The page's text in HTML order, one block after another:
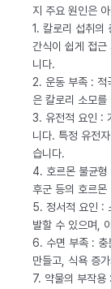
지 주요 원인은
1. 칼로리 섭취의
간식이 쉽게 접근
니다.
2. 운동 부족 : 적
은 칼로리 소모
3. 유전적 요인 :
니다. 특정 유전
습니다.
4. 호르몬 불균형
후군 등의 호르
5. 정서적 요인 :
발할 수 있으며,
6. 수면 부족 : 충
만들고, 식욕 증
7. 약물의 부작용